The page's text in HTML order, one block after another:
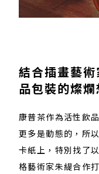
結合插畫藝
品包裝的燦爛
康普茶作為活性飲
更多是動態的，所
卡紙上，特別找了
格藝術家朱緹合作